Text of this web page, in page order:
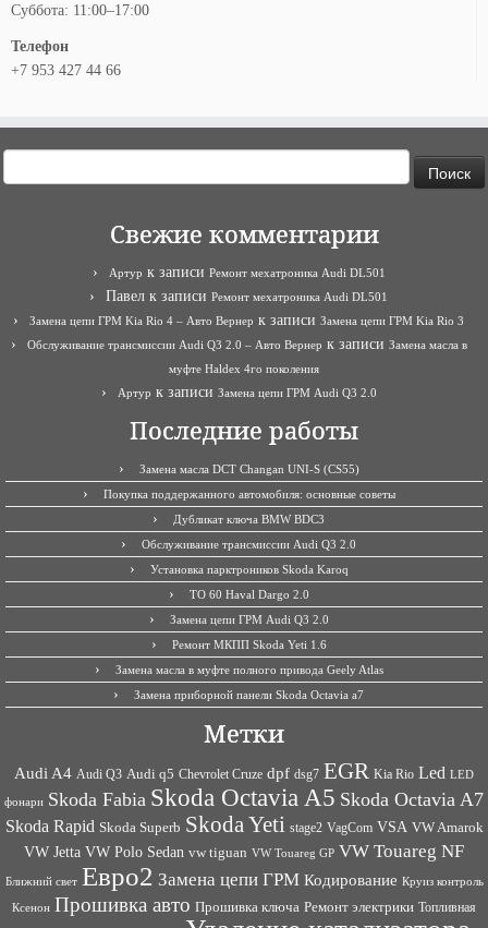
Суббота: 11:00–17:00
Телефон
+7 953 427 44 66
Свежие комментарии
Артур к записи Ремонт мехатроника Audi DL501
Павел к записи Ремонт мехатроника Audi DL501
Замена цепи ГРМ Kia Rio 4 – Авто Вернер к записи Замена цепи ГРМ Kia Rio 3
Обслуживание трансмиссии Audi Q3 2.0 – Авто Вернер к записи Замена масла в
муфте Haldex 4го поколения
Артур к записи Замена цепи ГРМ Audi Q3 2.0
Последние работы
Замена масла DCT Changan UNI-S (CS55)
Покупка поддержанного автомобиля: основные советы
Дубликат ключа BMW BDC3
Обслуживание трансмиссии Audi Q3 2.0
Установка парктроников Skoda Karoq
ТО 60 Haval Dargo 2.0
Замена цепи ГРМ Audi Q3 2.0
Ремонт МКПП Skoda Yeti 1.6
Замена масла в муфте полного привода Geely Atlas
Замена приборной панели Skoda Octavia a7
Метки
Audi A4 Audi Q3 Audi q5 Chevrolet Cruze dpf dsg7 EGR Kia Rio Led LED
фонари Skoda Fabia Skoda Octavia A5 Skoda Octavia A7
Skoda Rapid Skoda Superb Skoda Yeti stage2 VagCom VSA VW Amarok
VW Jetta VW Polo Sedan vw tiguan VW Touareg GP VW Touareg NF
Ближний свет Евро2 Замена цепи ГРМ Кодирование Круиз контроль
Ксенон Прошивка авто Прошивка ключа Ремонт электрики Топливная